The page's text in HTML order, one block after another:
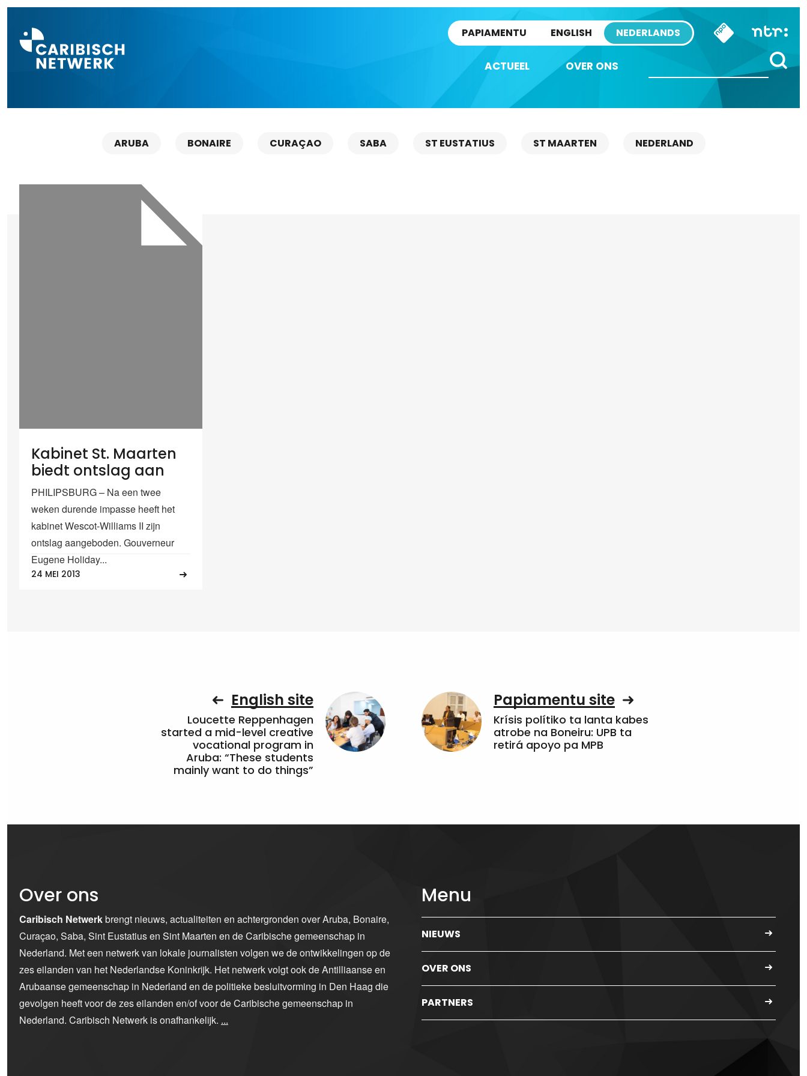
PAPIAMENTU ENGLISH NEDERLANDS
ACTUEEL OVER ONS
ARUBA BONAIRE CURAÇAO SABA ST EUSTATIUS ST MAARTEN NEDERLAND
Kabinet St. Maarten
biedt ontslag aan
PHILIPSBURG – Na een twee
weken durende impasse heeft het
kabinet Wescot-Williams II zijn
ontslag aangeboden. Gouverneur
Eugene Holiday...
24 MEI 2013
English site
Loucette Reppenhagen
started a mid-level creative
vocational program in
Aruba: “These students
mainly want to do things”
Papiamentu site
Krísis polítiko ta lanta kabes
atrobe na Boneiru: UPB ta
retirá apoyo pa MPB
Over ons
Caribisch Netwerkbrengt nieuws, actualiteiten en achtergronden over Aruba, Bonaire,
Curaçao, Saba, Sint Eustatius en Sint Maarten en de Caribische gemeenschap in
Nederland. Met een netwerk van lokale journalisten volgen we de ontwikkelingen op de
zes eilanden van het Nederlandse Koninkrijk. Het netwerk volgt ook de Antilliaanse en
Arubaanse gemeenschap in Nederland en de politieke besluitvorming in Den Haag die
gevolgen heeft voor de zes eilanden en/of voor de Caribische gemeenschap in
Nederland. Caribisch Netwerk is onafhankelijk. ...
Menu
NIEUWS
OVER ONS
PARTNERS